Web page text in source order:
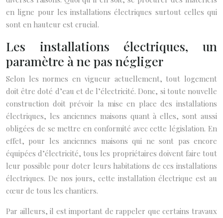
en ligne pour les installations électriques surtout celles qui
sont en hauteur est crucial.
Les installations électriques, un
paramètre à ne pas négliger
Selon les normes en vigueur actuellement, tout logement
doit être doté d’eau et de l’électricité. Donc, si toute nouvelle
construction doit prévoir la mise en place des installations
électriques, les anciennes maisons quant à elles, sont aussi
obligées de se mettre en conformité avec cette législation. En
effet, pour les anciennes maisons qui ne sont pas encore
équipées d’électricité, tous les propriétaires doivent faire tout
leur possible pour doter leurs habitations de ces installations
électriques. De nos jours, cette installation électrique est au
cœur de tous les chantiers.
Par ailleurs, il est important de rappeler que certains travaux